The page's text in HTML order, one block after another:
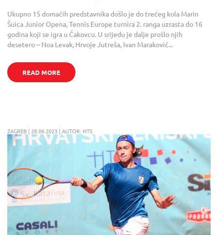
Ukupno 15 domaćih predstavnika došlo je do trećeg kola Marin
Šuica Junior Opena, Tennis Europe turnira 2. ranga uzrasta do 16
godina koji se igra u Čakovcu. U srijedu je dalje prošlo njih
desetero – Noa Levak, Hrvoje Jutreša, Ivan Maraković...
READ MORE
ZAGREB | 28.06.2023 | AUTOR: HTS